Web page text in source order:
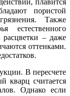
пористой
Также
естественного
расцветки – даже
оттенками.
В пересчете
кварц считается
Однако если